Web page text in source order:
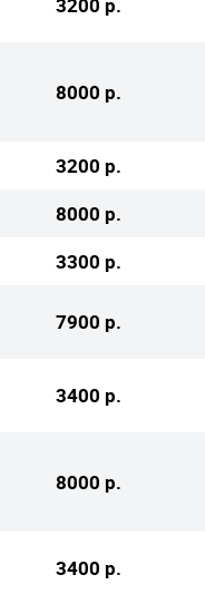
8000 р.
3200 р.
8000 р.
3300 р.
7900 р.
3400 р.
8000 р.
3400 р.